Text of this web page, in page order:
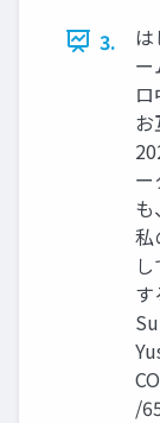
3.
お
ー
も
私
/